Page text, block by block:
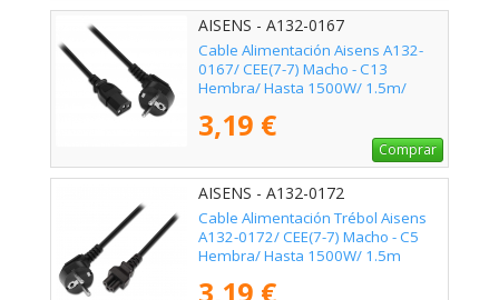
AISENS - A132-0167
Cable Alimentación Aisens A132-
0167/ CEE(7-7) Macho - C13
Hembra/ Hasta 1500W/ 1.5m/
3,19 €
Comprar
AISENS - A132-0172
Cable Alimentación Trébol Aisens
A132-0172/ CEE(7-7) Macho - C5
Hembra/ Hasta 1500W/ 1.5m
3,19 €